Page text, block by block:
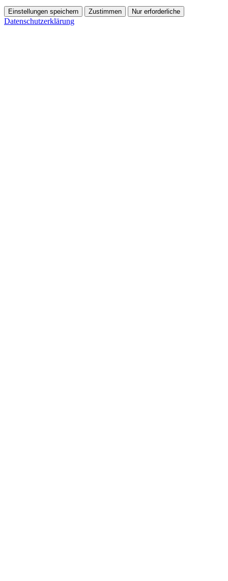
Einstellungen speichern Zustimmen Nur erforderliche
Datenschutzerklärung